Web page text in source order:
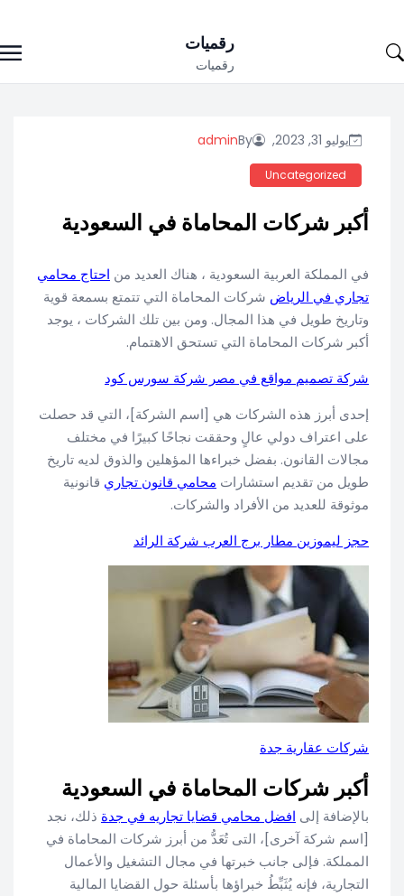
to
رقميات
رقميات
يوليو 31, 2023, By
admin
Uncategorized
أكبر شركات المحاماة في السعودية
في المملكة العربية السعودية ، هناك العديد من احتاج محامي
تجاري في الرياض شركات المحاماة التي تتمتع بسمعة قوية
وتاريخ طويل في هذا المجال. ومن بين تلك الشركات ، يوجد
أكبر شركات المحاماة التي تستحق الاهتمام.
شركة تصميم مواقع في مصر شركة سورس كود
إحدى أبرز هذه الشركات هي [اسم الشركة]، التي قد حصلت
على اعتراف دولي عالٍ وحققت نجاحًا كبيرًا في مختلف
مجالات القانون. بفضل خبراءها المؤهلين والذوق لديه تاريخ
طويل من تقديم استشارات محامي قانون تجاري قانونية
موثوقة للعديد من الأفراد والشركات.
حجز ليموزين مطار برج العرب شركة الرائد
شركات عقارية جدة
أكبر شركات المحاماة في السعودية
بالإضافة إلى افضل محامي قضايا تجاريه في جدة ذلك، نجد
[اسم شركة آخرى]، التى تُعَدُّ من أبرز شركات المحاماة في
المملكة. فإلى جانب خبرتها في مجال التشغيل والأعمال
التجارية، فإنه يُثَبِّطُ خبراؤها بأسئلة حول القضايا المالية